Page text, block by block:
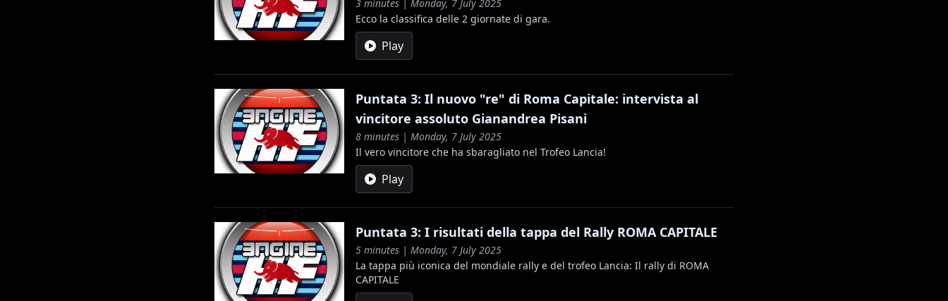
3 minutes | Monday, 7 July 2025
Ecco la classifica delle 2 giornate di gara.
Play
Puntata 3: Il nuovo "re" di Roma Capitale: intervista al
vincitore assoluto Gianandrea Pisani
8 minutes | Monday, 7 July 2025
Il vero vincitore che ha sbaragliato nel Trofeo Lancia!
Play
Puntata 3: I risultati della tappa del Rally ROMA CAPITALE
5 minutes | Monday, 7 July 2025
La tappa più iconica del mondiale rally e del trofeo Lancia: Il rally di ROMA
CAPITALE